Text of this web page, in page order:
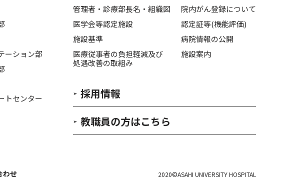
ーション部
トセンター
管理者・診療部長名・組織図
医学会等認定施設
施設基準
医療従事者の負担軽減及び
処遇改善の取組み
院内がん登録について
認定証等(機能評価)
病院情報の公開
施設案内
採用情報
教職員の方はこちら
わせ 2020©ASAHI UNIVERSITY HOSPITAL